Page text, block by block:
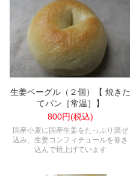
生姜ベーグル（２個）【 焼きた
てパン［常温］】
800円(税込)
国産小麦に国産生姜をたっぷり混ぜ
込み、生姜コンフィチュールを巻き
込んで焼上げています